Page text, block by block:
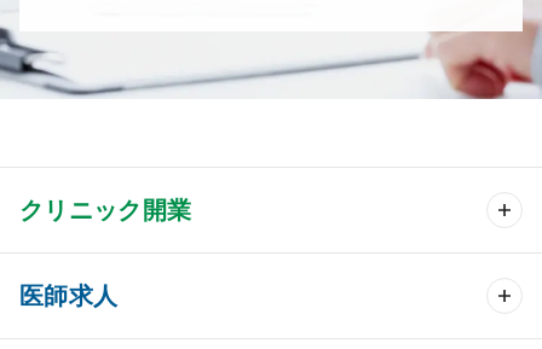
クリニック開業
クリニック開業 TOP
医師求人